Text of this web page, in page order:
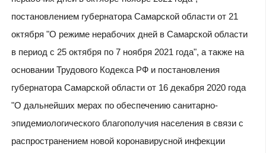
постановлением губернатора Самарской области от 21
октября "О режиме нерабочих дней в Самарской области
в период с 25 октября по 7 ноября 2021 года", а также на
основании Трудового Кодекса РФ и постановления
губернатора Самарской области от 16 декабря 2020 года
"О дальнейших мерах по обеспечению санитарно-
эпидемиологического благополучия населения в связи с
распространением новой коронавирусной инфекции